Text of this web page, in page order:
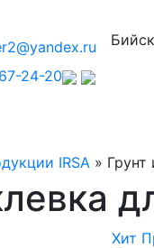
Бийск
24-20
IRSA » Грунт
Хит